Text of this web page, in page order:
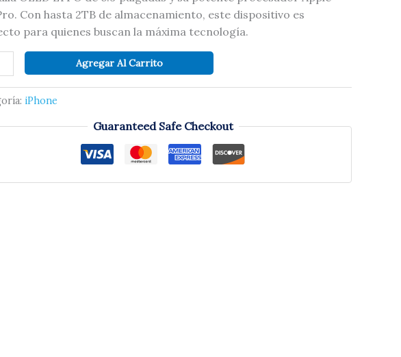
Con hasta 2TB de almacenamiento, este dispositivo es
para quienes buscan la máxima tecnología.
Agregar Al Carrito
iPhone
Guaranteed Safe Checkout